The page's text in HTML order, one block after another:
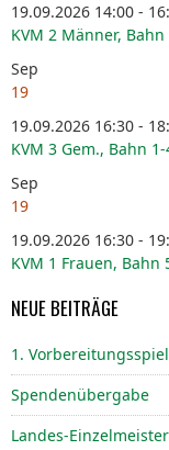
19.09.2026 14:00 -
KVM 2 Männer, Bahn
Sep
19
19.09.2026 16:30 -
KVM 3 Gem., Bahn
Sep
19
19.09.2026 16:30 -
KVM 1 Frauen, Bahn
NEUE BEITRÄGE
1.
Spendenübergabe
Landes-